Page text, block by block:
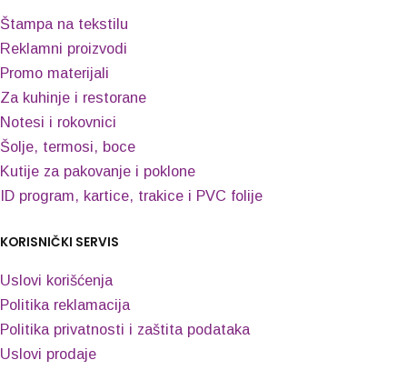
Štampa na tekstilu
Reklamni proizvodi
Promo materijali
Za kuhinje i restorane
Notesi i rokovnici
Šolje, termosi, boce
Kutije za pakovanje i poklone
ID program, kartice, trakice i PVC folije
KORISNIČKI SERVIS
Uslovi korišćenja
Politika reklamacija
Politika privatnosti i zaštita podataka
Uslovi prodaje